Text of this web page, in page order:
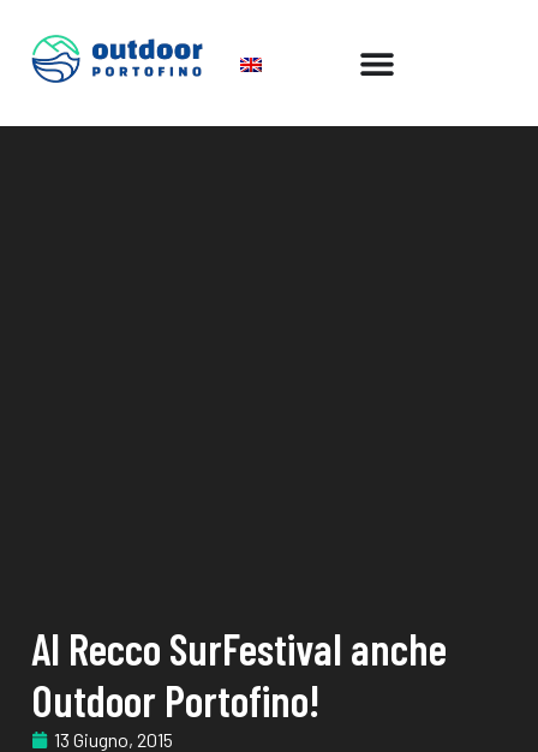
Al Recco SurFestival anche
Outdoor Portofino!
13 Giugno, 2015